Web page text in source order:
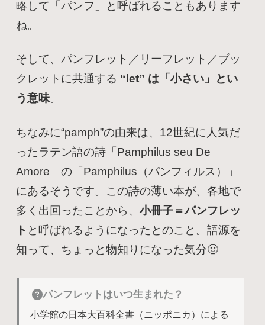
略して「パンフ」と呼ばれることもあります
ね。
そして、パンフレット／リーフレット／ブッ
クレットに共通する “let” は「小さい」とい
う意味。
ちなみに“pamph”の由来は、12世紀に人気だ
ったラテン語の詩「Pamphilus seu De
Amore」の「Pamphilus（パンフィルス）」
にあるそうです。この詩の薄い本が、各地で
多く出回ったことから、小冊子＝パンフレッ
ト と呼ばれるようになったとのこと。語源を
知って、ちょっと物知りになった気分🙂
パンフレットはいつ生まれた？
小学館の日本大百科全書（ニッポニカ）による